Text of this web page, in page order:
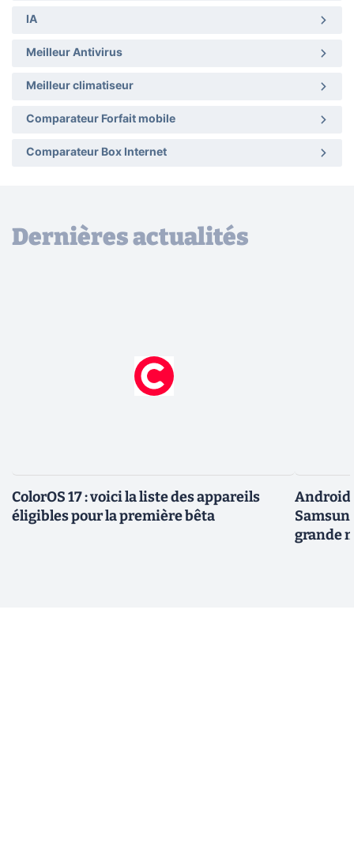
IA
Meilleur Antivirus
Meilleur climatiseur
Comparateur Forfait mobile
Comparateur Box Internet
Dernières actualités
ColorOS 17 : voici la liste des appareils
éligibles pour la première bêta
Android
grande